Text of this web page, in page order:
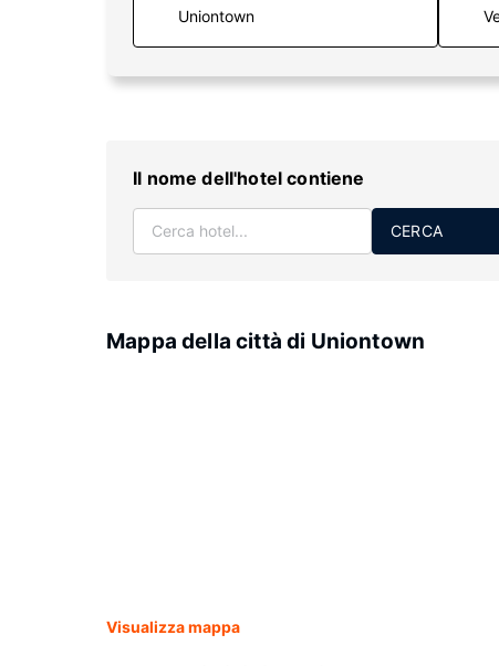
Il nome dell'hotel contiene
CERCA
Mappa della città di Uniontown
Visualizza mappa